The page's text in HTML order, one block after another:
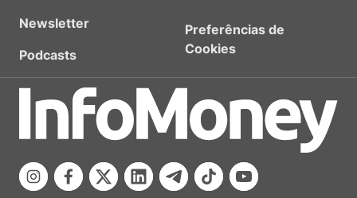
Newsletter
Podcasts
Preferências de
Cookies